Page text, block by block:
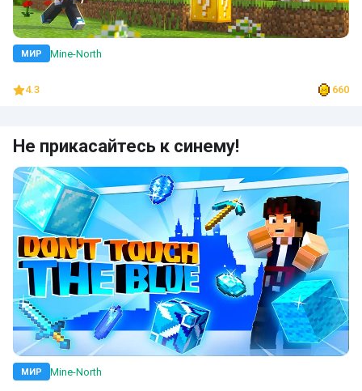
МИР Mine-North
4.3 660
Не прикасайтесь к синему!
МИР Mine-North